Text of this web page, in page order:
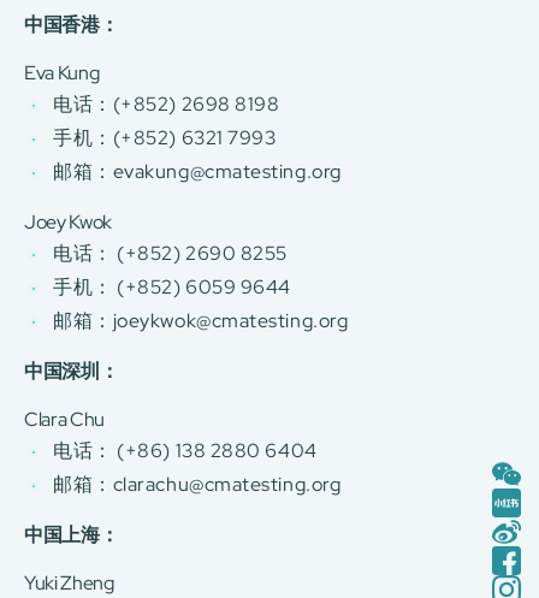
中国香港：
Eva Kung
电话：(+852) 2698 8198
手机：(+852) 6321 7993
邮箱： evakung@cmatesting.org
Joey Kwok
电话： (+852) 2690 8255
手机： (+852) 6059 9644
邮箱： joeykwok@cmatesting.org
中国深圳：
Clara Chu
电话： (+86) 138 2880 6404
邮箱： clarachu@cmatesting.org
中国上海：
Yuki Zheng